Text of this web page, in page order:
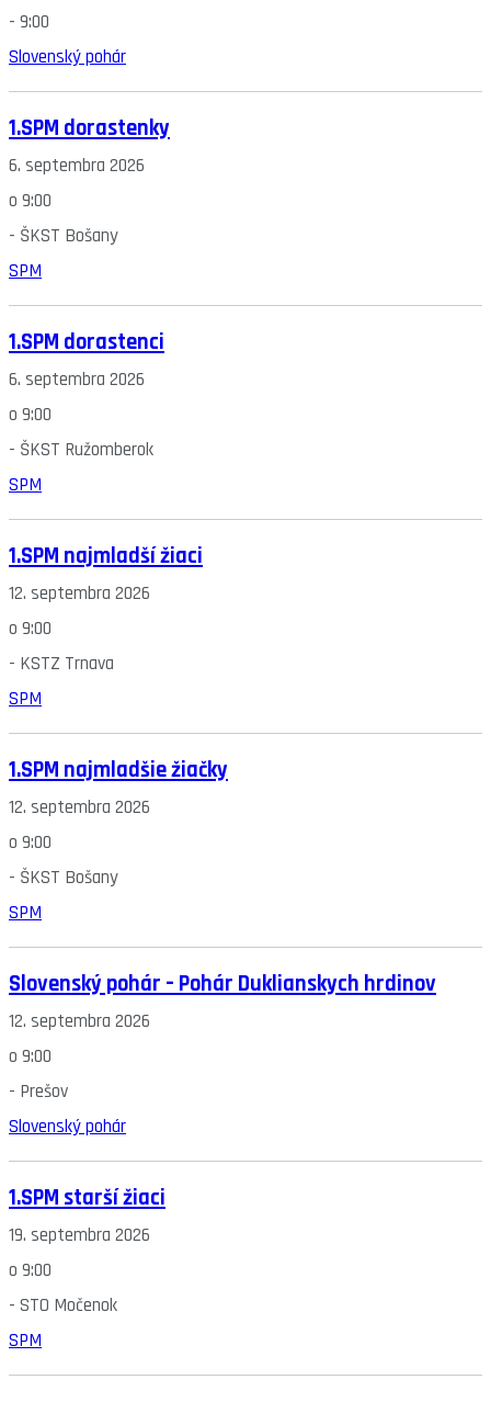
- 9:00
Slovenský pohár
1.SPM dorastenky
6. septembra 2026
o 9:00
- ŠKST Bošany
SPM
1.SPM dorastenci
6. septembra 2026
o 9:00
- ŠKST Ružomberok
SPM
1.SPM najmladší žiaci
12. septembra 2026
o 9:00
- KSTZ Trnava
SPM
1.SPM najmladšie žiačky
12. septembra 2026
o 9:00
- ŠKST Bošany
SPM
Slovenský pohár – Pohár Duklianskych hrdinov
12. septembra 2026
o 9:00
- Prešov
Slovenský pohár
1.SPM starší žiaci
19. septembra 2026
o 9:00
- STO Močenok
SPM